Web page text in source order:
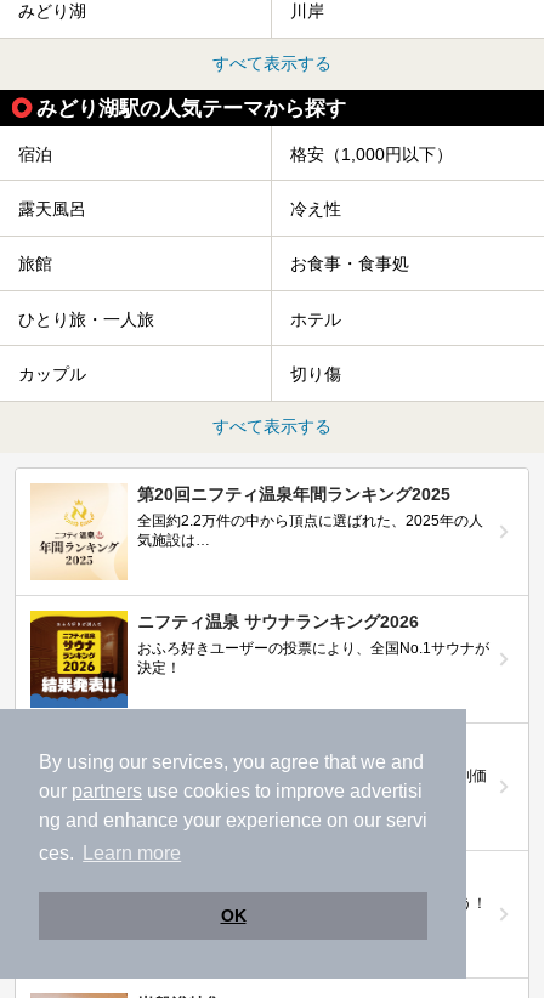
By using our services, you agree that we and
our partners use cookies to improve advertisi
ng and enhance your experience on our servi
ces.
Learn more
OK
みどり湖 川岸
すべて表示する
みどり湖駅の人気テーマから探す
宿泊 格安（1,000円以下）
露天風呂 冷え性
旅館 お食事・食事処
ひとり旅・一人旅 ホテル
カップル 切り傷
すべて表示する
第20回ニフティ温泉年間ランキング2025
全国約2.2万件の中から頂点に選ばれた、2025年の人
気施設は…
ニフティ温泉 サウナランキング2026
おふろ好きユーザーの投票により、全国No.1サウナが
決定！
ノジマモバイル会員向け 通常よりもお得な「特別価
格」で人気の温泉を満喫できる！
行ってみたい施設に投票してプレゼントを当てよう！
（全10回開催 / 合計260名様）